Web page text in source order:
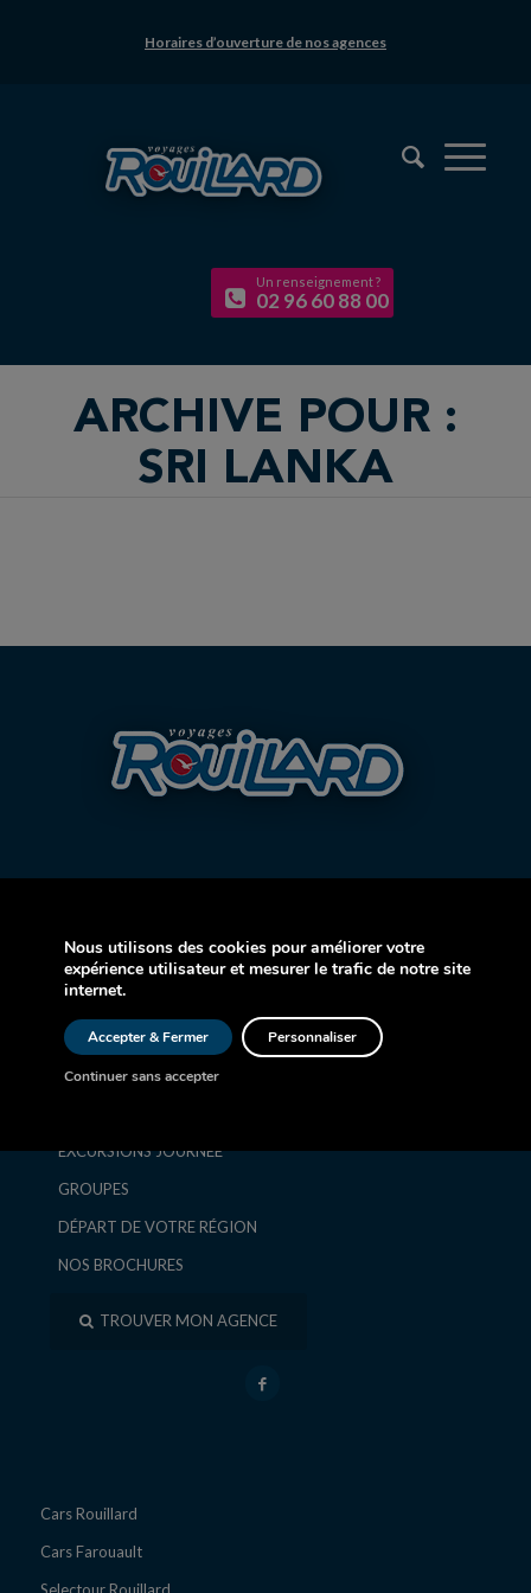
Horaires d’ouverture de nos agences
Un renseignement ?
02 96 60 88 00
ARCHIVE POUR :
SRI LANKA
AVION
CROISIÈRE
AUTOCAR
SÉJOURS ET CIRCUITS
EXCURSIONS JOURNÉE
GROUPES
DÉPART DE VOTRE RÉGION
NOS BROCHURES
TROUVER MON AGENCE
Cars Rouillard
Cars Farouault
Selectour Rouillard
Nous utilisons des cookies pour améliorer votre
expérience utilisateur et mesurer le trafic de notre site
internet.
Accepter & Fermer
Continuer sans accepter
Personnaliser